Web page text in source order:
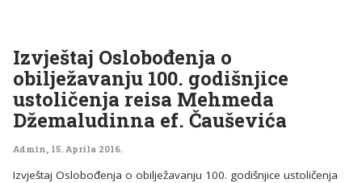
Izvještaj Oslobođenja o
obilježavanju 100. godišnjice
ustoličenja reisa Mehmeda
Džemaludinna ef. Čauševića
Admin, 15. Aprila 2016.
Izvještaj Oslobođenja o obilježavanju 100. godišnjice ustoličenja